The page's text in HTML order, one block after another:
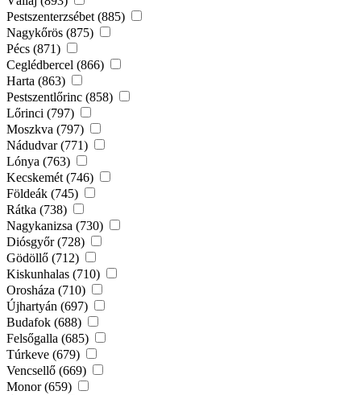
Pestszenterzsébet (885)
Nagykőrös (875)
Pécs (871)
Ceglédbercel (866)
Harta (863)
Pestszentlőrinc (858)
Lőrinci (797)
Moszkva (797)
Nádudvar (771)
Lónya (763)
Kecskemét (746)
Földeák (745)
Rátka (738)
Nagykanizsa (730)
Diósgyőr (728)
Gödöllő (712)
Kiskunhalas (710)
Orosháza (710)
Újhartyán (697)
Budafok (688)
Felsőgalla (685)
Túrkeve (679)
Vencsellő (669)
Monor (659)